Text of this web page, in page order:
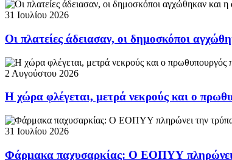
31 Ιουλίου 2026
Οι πλατείες άδειασαν, οι δημοσκόποι
2 Αυγούστου 2026
Η χώρα φλέγεται, μετρά νεκρούς και ο
31 Ιουλίου 2026
Φάρμακα παχυσαρκίας: Ο ΕΟΠΥΥ